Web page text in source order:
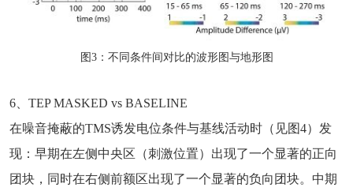
图3：不同条件间对比的波形图与地形图
6、TEP MASKED vs BASELINE
在噪音掩蔽的TMS诱发电位条件与基线活动时（见图4）发
现：早期在左侧中央区（刺激位置）出现了一个显著的正向
团块，同时在右侧前额区出现了一个显著的负向团块。中期